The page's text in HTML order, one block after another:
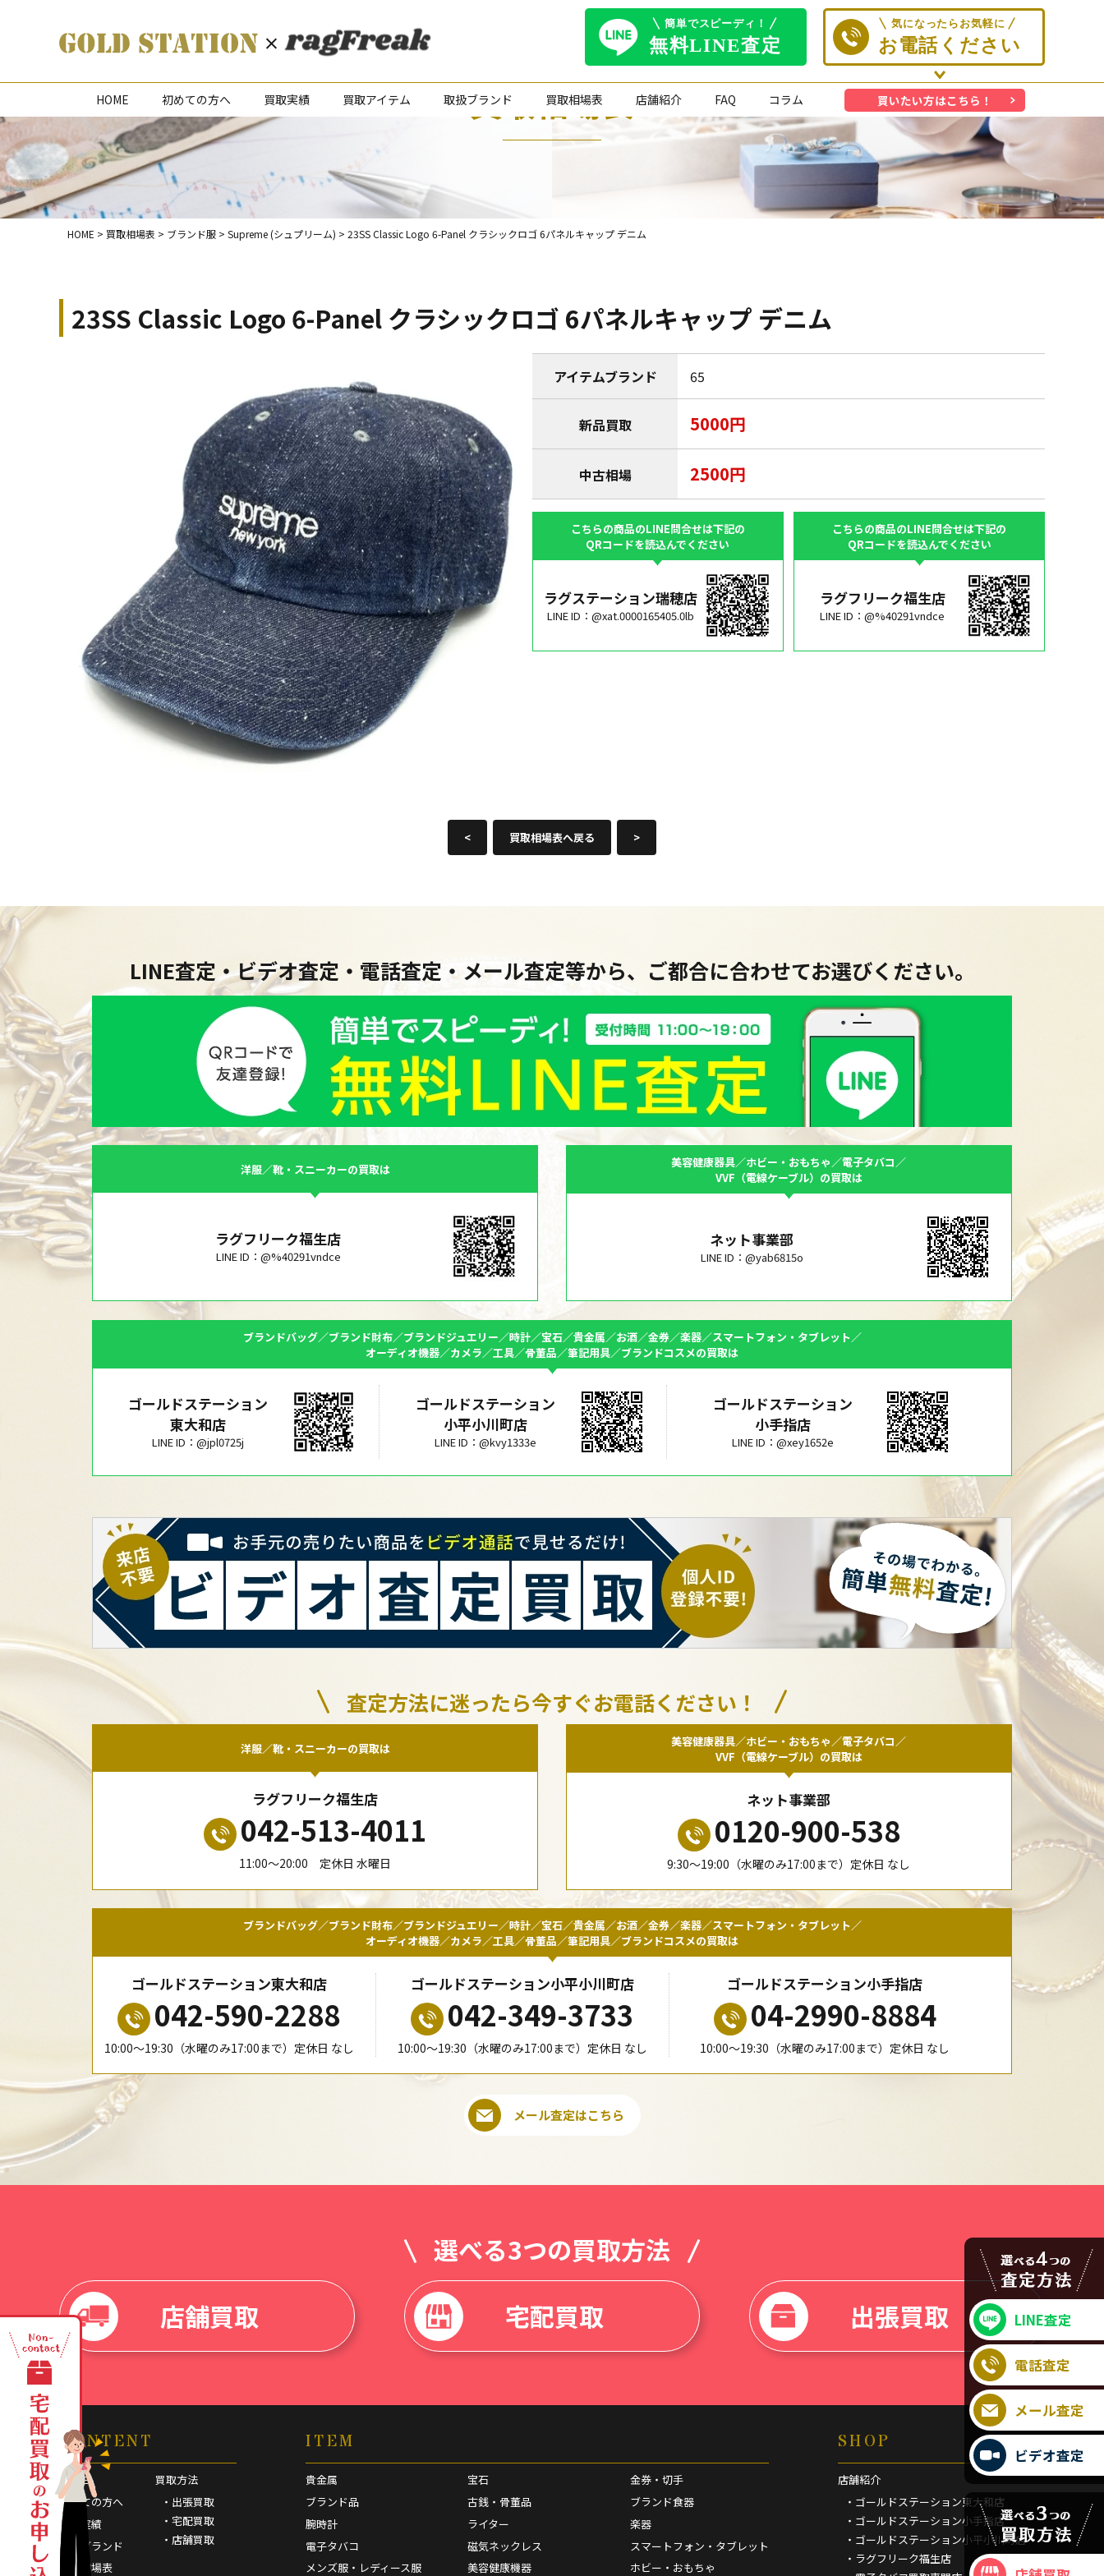
HOME 初めての方へ 買取実績 買取アイテム 取扱ブランド 買取相場表 店舗紹介 FAQ コラム 買いたい方はこちら！
買取相場表
HOME > 買取相場表 > ブランド服 > Supreme (シュプリーム) > 23SS Classic Logo 6-Panel クラシックロゴ 6パネルキャップ デニム
23SS Classic Logo 6-Panel クラシックロゴ 6パネルキャップ デニム
アイテムブランド 65
新品買取 5000円
中古相場 2500円
こちらの商品のLINE問合せは下記の
QRコードを読込んでください
ラグステーション瑞穂店
LINE ID：@xat.0000165405.0lb
こちらの商品のLINE問合せは下記の
QRコードを読込んでください
ラグフリーク福生店
LINE ID：@%40291vndce
< 買取相場表へ戻る >
LINE査定・ビデオ査定・電話査定・メール査定等から、ご都合に合わせてお選びください。
洋服／靴・スニーカーの買取は
ラグフリーク福生店
LINE ID：@%40291vndce
美容健康器具／ホビー・おもちゃ／電子タバコ／
VVF（電線ケーブル）の買取は
ネット事業部
LINE ID：@yab6815o
ブランドバッグ／ブランド財布／ブランドジュエリー／時計／宝石／貴金属／お酒／金券／楽器／スマートフォン・タブレット／
オーディオ機器／カメラ／工具／骨董品／筆記用具／ブランドコスメの買取は
ゴールドステーション
東大和店
LINE ID：@jpl0725j
ゴールドステーション
小平小川町店
LINE ID：@kvy1333e
ゴールドステーション
小手指店
LINE ID：@xey1652e
査定方法に迷ったら今すぐお電話ください！
洋服／靴・スニーカーの買取は
ラグフリーク福生店
042-513-4011
11:00〜20:00 定休日 水曜日
美容健康器具／ホビー・おもちゃ／電子タバコ／
VVF（電線ケーブル）の買取は
ネット事業部
0120-900-538
9:30〜19:00（水曜のみ17:00まで）定休日 なし
ブランドバッグ／ブランド財布／ブランドジュエリー／時計／宝石／貴金属／お酒／金券／楽器／スマートフォン・タブレット／
オーディオ機器／カメラ／工具／骨董品／筆記用具／ブランドコスメの買取は
ゴールドステーション東大和店
042-590-2288
10:00〜19:30（水曜のみ17:00まで）定休日 なし
ゴールドステーション小平小川町店
042-349-3733
10:00〜19:30（水曜のみ17:00まで）定休日 なし
ゴールドステーション小手指店
04-2990-8884
10:00〜19:30（水曜のみ17:00まで）定休日 なし
メール査定はこちら
選べる3つの買取方法
店舗買取
宅配買取 出張買取
CONTENT
HOME
初めての方へ
買取実績
取扱ブランド
買取相場表
買取方法
・出張買取
・宅配買取
・店舗買取
ITEM
貴金属
ブランド品
腕時計
電子タバコ
メンズ服・レディース服
宝石
古銭・骨董品
ライター
磁気ネックレス
美容健康機器
金券・切手
ブランド食器
楽器
スマートフォン・タブレット
ホビー・おもちゃ
SHOP
店舗紹介
・ゴールドステーション東大和店
・ゴールドステーション小手指店
・ゴールドステーション小平小川町店
・ラグフリーク福生店
LINE査定
電話査定
メール査定
ビデオ査定